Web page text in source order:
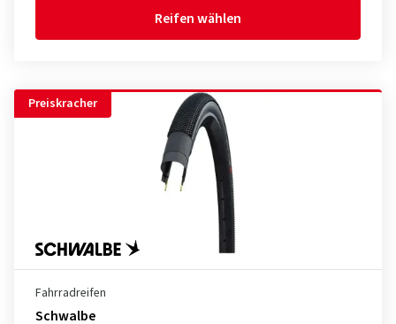
Reifen wählen
Preiskracher
Fahrradreifen
Schwalbe